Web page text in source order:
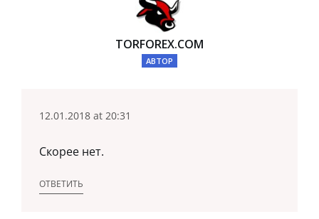
TORFOREX.COM
АВТОР
12.01.2018 at 20:31
Скорее нет.
ОТВЕТИТЬ